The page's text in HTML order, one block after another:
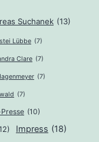
Suchanek (13)
Lübbe (7)
Clare (7)
(7)
(7)
(10)
Impress (18)